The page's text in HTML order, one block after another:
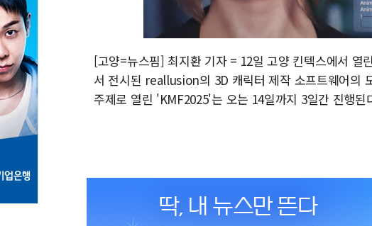
[고양=뉴스핌] 최지환 기자 = 12일 고양 킨텍스에서 열
서 전시된 reallusion의 3D 캐릭터 제작 소프트웨어의
주제로 열린 'KMF2025'는 오는 14일까지 3일간 진행